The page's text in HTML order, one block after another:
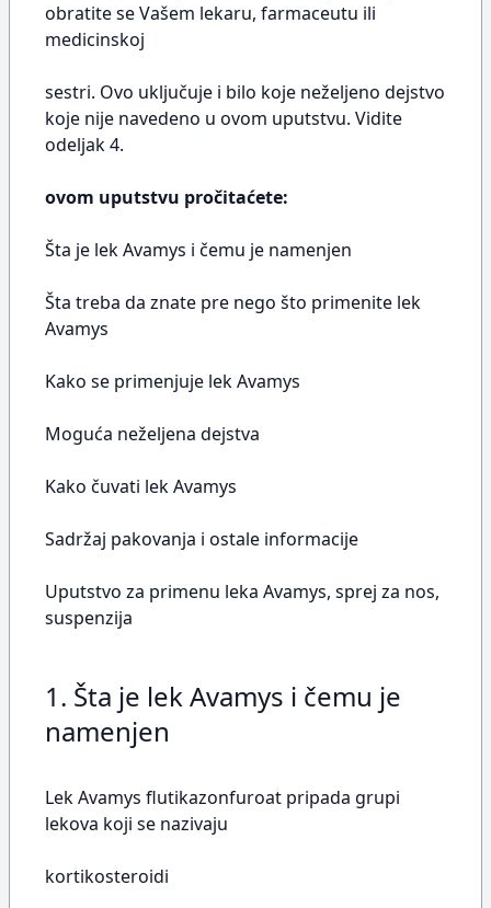
obratite se Vašem lekaru, farmaceutu ili
medicinskoj
sestri. Ovo uključuje i bilo koje neželjeno dejstvo
koje nije navedeno u ovom uputstvu. Vidite
odeljak 4.
ovom uputstvu pročitaćete:
Šta je lek Avamys i čemu je namenjen
Šta treba da znate pre nego što primenite lek
Avamys
Kako se primenjuje lek Avamys
Moguća neželjena dejstva
Kako čuvati lek Avamys
Sadržaj pakovanja i ostale informacije
Uputstvo za primenu leka Avamys, sprej za nos,
suspenzija
1. Šta je lek Avamys i čemu je
namenjen
Lek Avamys flutikazonfuroat pripada grupi
lekova koji se nazivaju
kortikosteroidi